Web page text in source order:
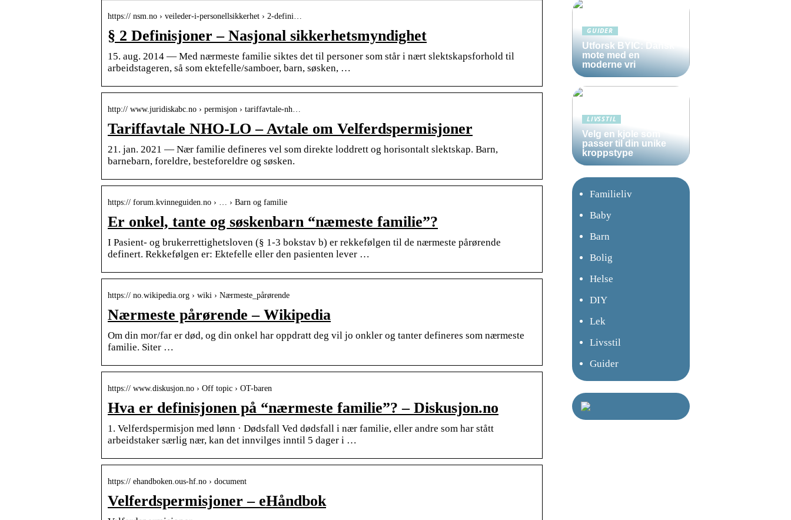
https:// nsm.no › veileder-i-personellsikkerhet › 2-defini…
§ 2 Definisjoner – Nasjonal sikkerhetsmyndighet
15. aug. 2014 — Med nærmeste familie siktes det til personer som står i nært slektskapsforhold til
arbeidstageren, så som ektefelle/samboer, barn, søsken, …
http:// www.juridiskabc.no › permisjon › tariffavtale-nh…
Tariffavtale NHO-LO – Avtale om Velferdspermisjoner
21. jan. 2021 — Nær familie defineres vel som direkte loddrett og horisontalt slektskap. Barn,
barnebarn, foreldre, besteforeldre og søsken.
https:// forum.kvinneguiden.no › … › Barn og familie
Er onkel, tante og søskenbarn “næmeste familie”?
I Pasient- og brukerrettighetsloven (§ 1-3 bokstav b) er rekkefølgen til de nærmeste pårørende
definert. Rekkefølgen er: Ektefelle eller den pasienten lever …
https:// no.wikipedia.org › wiki › Nærmeste_pårørende
Nærmeste pårørende – Wikipedia
Om din mor/far er død, og din onkel har oppdratt deg vil jo onkler og tanter defineres som nærmeste
familie. Siter …
https:// www.diskusjon.no › Off topic › OT-baren
Hva er definisjonen på “nærmeste familie”? – Diskusjon.no
1. Velferdspermisjon med lønn · Dødsfall Ved dødsfall i nær familie, eller andre som har stått
arbeidstaker særlig nær, kan det innvilges inntil 5 dager i …
https:// ehandboken.ous-hf.no › document
Velferdspermisjoner – eHåndbok
GUIDER
Utforsk BYIC: Dansk
mote med en
moderne vri
LIVSSTIL
Velg en kjole som
passer til din unike
kroppstype
Familieliv
Baby
Barn
Bolig
Helse
DIY
Lek
Livsstil
Guider